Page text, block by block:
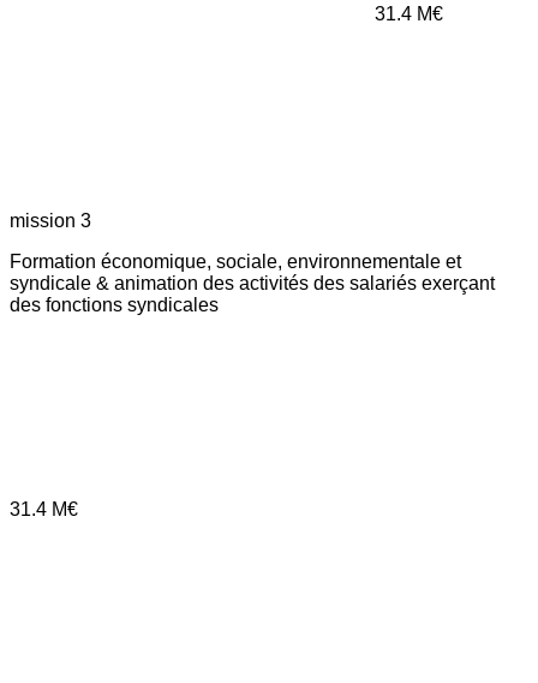
31.4 M€
mission 3
Formation économique, sociale, environnementale et
syndicale & animation des activités des salariés exerçant
des fonctions syndicales
31.4 M€